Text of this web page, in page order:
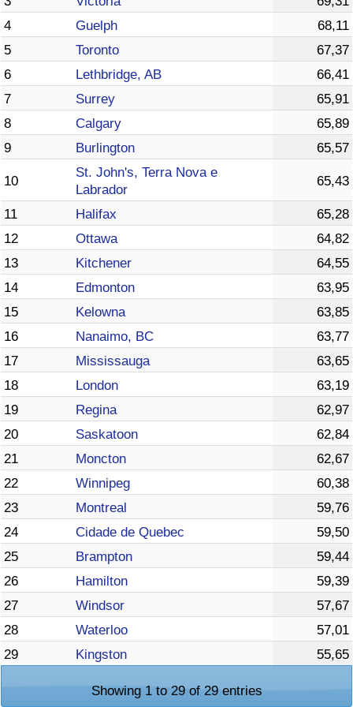
4
Guelph
68,11
5
Toronto
67,37
6
Lethbridge, AB
66,41
7
Surrey
65,91
8
Calgary
65,89
9
Burlington 65,57
10
St. John's, Terra Nova e
Labrador
65,43
11 Halifax
65,28
12
Ottawa
64,82
13
Kitchener
64,55
14
Edmonton
63,95
15
Kelowna
63,85
16
Nanaimo, BC
63,77
17
Mississauga
63,65
18
London
63,19
19
Regina
62,97
20
Saskatoon
62,84
21
Moncton
62,67
22
Winnipeg
60,38
23
Montreal
59,76
24
Cidade de Quebec
59,50
25
Brampton
59,44
26
Hamilton
59,39
27
Windsor
57,67
28
Waterloo
57,01
29
Kingston 55,65
Showing 1 to 29 of 29 entries